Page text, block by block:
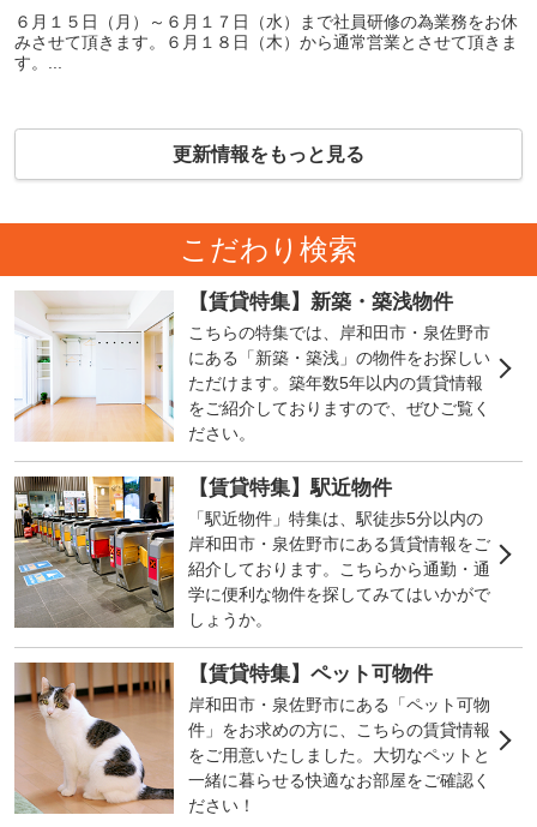
６月１５日（月）～６月１７日（水）まで社員研修の為業務をお休
みさせて頂きます。６月１８日（木）から通常営業とさせて頂きま
す。...
更新情報をもっと見る
こだわり検索
【賃貸特集】新築・築浅物件
こちらの特集では、岸和田市・泉佐野市
にある「新築・築浅」の物件をお探しい
ただけます。築年数5年以内の賃貸情報
をご紹介しておりますので、ぜひご覧く
ださい。
【賃貸特集】駅近物件
「駅近物件」特集は、駅徒歩5分以内の
岸和田市・泉佐野市にある賃貸情報をご
紹介しております。こちらから通勤・通
学に便利な物件を探してみてはいかがで
しょうか。
【賃貸特集】ペット可物件
岸和田市・泉佐野市にある「ペット可物
件」をお求めの方に、こちらの賃貸情報
をご用意いたしました。大切なペットと
一緒に暮らせる快適なお部屋をご確認く
ださい！